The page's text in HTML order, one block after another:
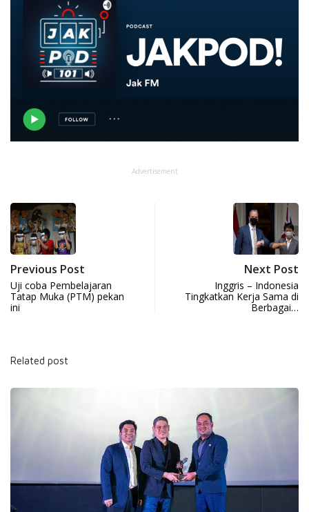
Advertisement
Previous Post
Uji coba Pembelajaran
Tatap Muka (PTM) pekan
ini
Next Post
Inggris – Indonesia
Tingkatkan Kerja Sama di
Berbagai…
Related post